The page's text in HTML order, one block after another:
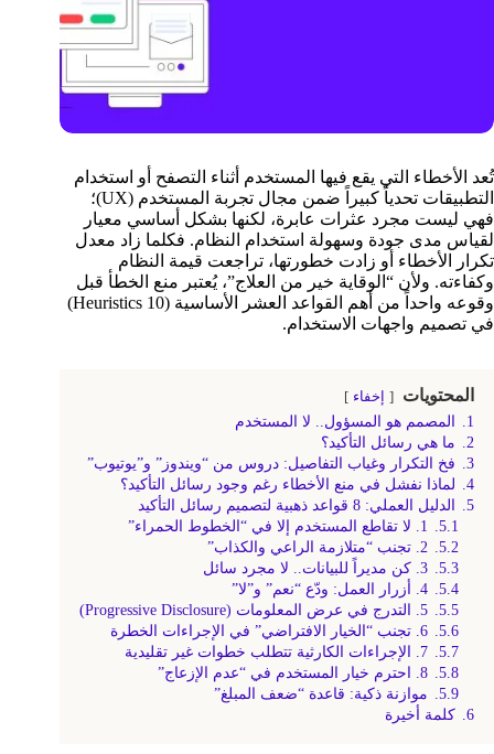
تُعد الأخطاء التي يقع فيها المستخدم أثناء التصفح أو استخدام
التطبيقات تحدياً كبيراً ضمن مجال تجربة المستخدم (UX)؛
فهي ليست مجرد عثرات عابرة، لكنها بشكل أساسي معيار
لقياس مدى جودة وسهولة استخدام النظام. فكلما زاد معدل
تكرار الأخطاء أو زادت خطورتها، تراجعت قيمة النظام
وكفاءته. ولأن “الوقاية خير من العلاج”، يُعتبر منع الخطأ قبل
وقوعه واحداً من أهم القواعد العشر الأساسية (10 Heuristics)
في تصميم واجهات الاستخدام.
المحتويات إخفاء
1.
المصمم هو المسؤول.. لا المستخدم
2.
ما هي رسائل التأكيد؟
3.
فخ التكرار وغياب التفاصيل: دروس من “ويندوز” و”يوتيوب”
4.
لماذا نفشل في منع الأخطاء رغم وجود رسائل التأكيد؟
5.
الدليل العملي: 8 قواعد ذهبية لتصميم رسائل التأكيد
5.1.
1. لا تقاطع المستخدم إلا في “الخطوط الحمراء”
5.2.
2. تجنب “متلازمة الراعي والكذاب”
5.3.
3. كن مديراً للبيانات.. لا مجرد سائل
5.4.
4. أزرار العمل: ودّع “نعم” و”لا”
5.5.
5. التدرج في عرض المعلومات (Progressive Disclosure)
5.6.
6. تجنب “الخيار الافتراضي” في الإجراءات الخطرة
5.7.
7. الإجراءات الكارثية تتطلب خطوات غير تقليدية
5.8.
8. احترم خيار المستخدم في “عدم الإزعاج”
5.9.
موازنة ذكية: قاعدة “ضعف المبلغ”
6.
كلمة أخيرة